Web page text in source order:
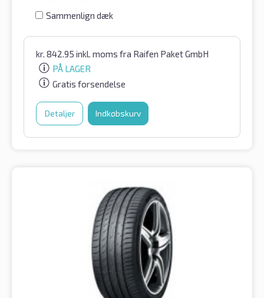
Sammenlign dæk
kr. 842.95 inkl. moms fra Raifen Paket GmbH
PÅ LAGER
Gratis forsendelse
Detaljer Indkøbskurv